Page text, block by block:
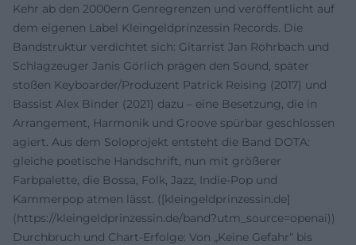
Kehr ab den 2000ern Genregrenzen und veröffentlicht auf
dem eigenen Label Kleingeldprinzessin Records. Die
Bandstruktur verdichtet sich: Gitarrist Jan Rohrbach und
Schlagzeuger Janis Görlich prägen den Sound, später
stoßen Keyboarder/Produzent Patrick Reising (2017) und
Bassist Alex Binder (2021) dazu – eine Besetzung, die in
Arrangement, Harmonik und Groove spürbar geschlossen
agiert. Aus dem Soloprojekt entsteht die Band DOTA:
gleiche poetische Handschrift, nun mit größerer
Farbpalette, die Bossa, Folk, Jazz, Indie-Pop und
Kammerpop atmen lässt. ([kleingeldprinzessin.de]
(https://kleingeldprinzessin.de/band?utm_source=openai))
Durchbruch und Chart-Erfolge: Von „Keine Gefahr“ bis